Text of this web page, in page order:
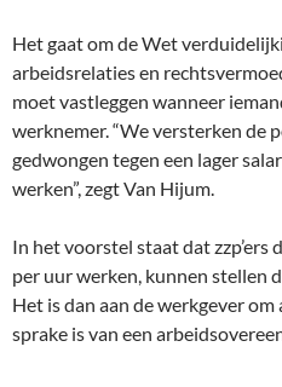
Het gaat om de Wet
arbeidsrelaties en
moet vastleggen wanneer
werknemer. “We versterken de
gedwongen tegen een lager
werken”, zegt Van Hijum.
In het voorstel staat dat zzp’ers
per uur werken, kunnen stellen
Het is dan aan de werkgever
sprake is van een